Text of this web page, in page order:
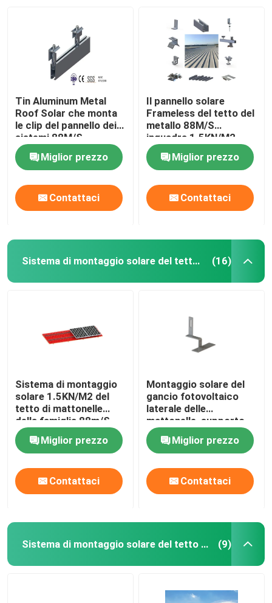
Tin Aluminum Metal
Roof Solar che monta
le clip del pannello dei
sistemi 88M/S
Miglior prezzo
Contattaci
Il pannello solare
Frameless del tetto del
metallo 88M/S
inquadra 1.5KN/M2
ondulato
Miglior prezzo
Contattaci
Sistema di montaggio solare del tetto di mattonelle (16)
Sistema di montaggio
solare 1.5KN/M2 del
tetto di mattonelle
della famiglia 88m/S
Miglior prezzo
Contattaci
Montaggio solare del
gancio fotovoltaico
laterale delle
mattonelle, supporto
solare delle mattonelle
AL6005Miglior prezzo
Contattaci
Sistema di montaggio solare del tetto piano (9)